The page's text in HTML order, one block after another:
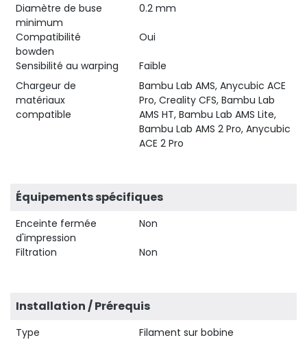
Diamètre de buse
minimum
0.2 mm
Compatibilité
bowden
Oui
Sensibilité au warping
Faible
Chargeur de
matériaux
compatible
Bambu Lab AMS, Anycubic ACE
Pro, Creality CFS, Bambu Lab
AMS HT, Bambu Lab AMS Lite,
Bambu Lab AMS 2 Pro, Anycubic
ACE 2 Pro
Équipements spécifiques
Enceinte fermée
d'impression
Non
Filtration Non
Installation / Prérequis
Type
Filament sur bobine